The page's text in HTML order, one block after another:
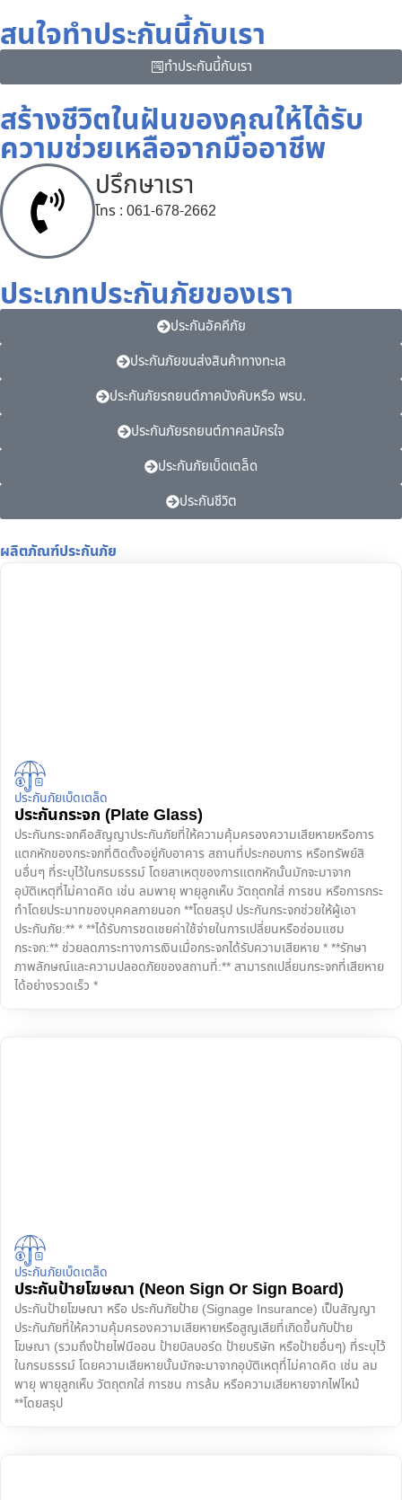
สนใจทําประกันนี้กับเรา
ทําประกันนี้กับเรา
สร้างชีวิตในฝันของคุณให้ได้รับ
ความช่วยเหลือจากมืออาชีพ
ปรึกษาเรา
โทร : 061-678-2662
ประเภทประกันภัยของเรา
ประกันอัคคีภัย
ประกันภัยขนส่งสินค้าทางทะเล
ประกันภัยรถยนต์ภาคบังคับหรือ พรบ.
ประกันภัยรถยนต์ภาคสมัครใจ
ประกันภัยเบ็ดเตล็ด
ประกันชีวิต
ผลิตภัณฑ์ประกันภัย
ประกันภัยเบ็ดเตล็ด
ประกันกระจก (Plate Glass)
ประกันกระจกคือสัญญาประกันภัยที่ให้ความคุ้มครองความเสียหายหรือการ
แตกหักของกระจกที่ติดตั้งอยู่กับอาคาร สถานที่ประกอบการ หรือทรัพย์สิ
นอื่นๆ ที่ระบุไว้ในกรมธรรม์ โดยสาเหตุของการแตกหักนั้นมักจะมาจาก
อุบัติเหตุที่ไม่คาดคิด เช่น ลมพายุ พายุลูกเห็บ วัตถุตกใส่ การชน หรือการกระ
ทำโดยประมาทของบุคคลภายนอก **โดยสรุป ประกันกระจกช่วยให้ผู้เอา
ประกันภัย:** * **ได้รับการชดเชยค่าใช้จ่ายในการเปลี่ยนหรือซ่อมแซม
กระจก:** ช่วยลดภาระทางการเงินเมื่อกระจกได้รับความเสียหาย * **รักษา
ภาพลักษณ์และความปลอดภัยของสถานที่:** สามารถเปลี่ยนกระจกที่เสียหาย
ได้อย่างรวดเร็ว *
ประกันภัยเบ็ดเตล็ด
ประกันป้ายโฆษณา (Neon Sign Or Sign Board)
ประกันป้ายโฆษณา หรือ ประกันภัยป้าย (Signage Insurance) เป็นสัญญา
ประกันภัยที่ให้ความคุ้มครองความเสียหายหรือสูญเสียที่เกิดขึ้นกับป้าย
โฆษณา (รวมถึงป้ายไฟนีออน ป้ายบิลบอร์ด ป้ายบริษัท หรือป้ายอื่นๆ) ที่ระบุไว้
ในกรมธรรม์ โดยความเสียหายนั้นมักจะมาจากอุบัติเหตุที่ไม่คาดคิด เช่น ลม
พายุ พายุลูกเห็บ วัตถุตกใส่ การชน การล้ม หรือความเสียหายจากไฟไหม้
**โดยสรุป